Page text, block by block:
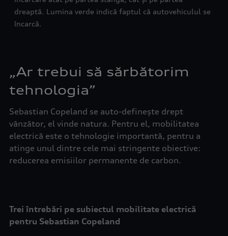
dreaptă. Lumina verde indică faptul că autovehiculul se
încarcă.
„Ar trebui să sărbătorim
tehnologia”
Sebastian Copeland se auto-definește drept
vânzător, el vinde natura. Pentru el, mobilitatea
electrică este o tehnologie importantă, pentru a
atinge unul dintre cele mai stringente obiective:
reducerea emisiilor permanente de carbon.
Trei întrebări pe subiectul mobilitate electrică
pentru Sebastian Copeland